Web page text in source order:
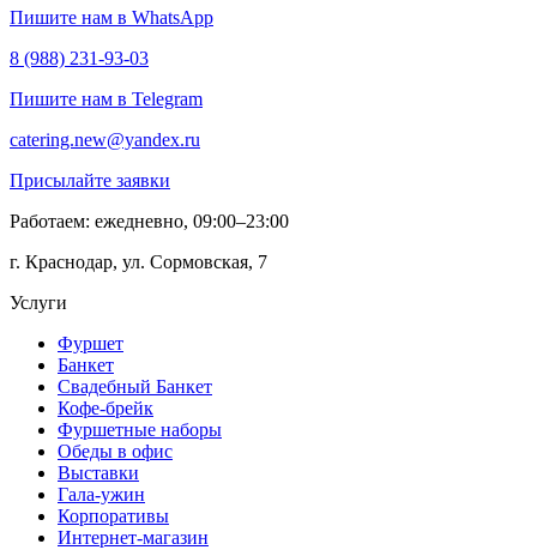
Пишите нам в WhatsApp
8 (988) 231-93-03
Пишите нам в Telegram
catering.new@yandex.ru
Присылайте заявки
Работаем: ежедневно, 09:00–23:00
г. Краснодар, ул. Сормовская, 7
Услуги
Фуршет
Банкет
Свадебный Банкет
Кофе-брейк
Фуршетные наборы
Обеды в офис
Выставки
Гала-ужин
Корпоративы
Интернет-магазин